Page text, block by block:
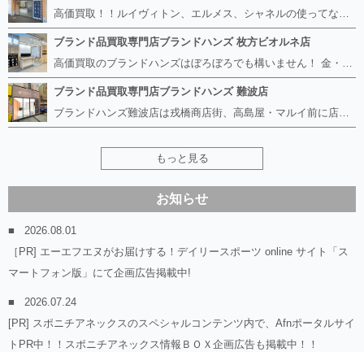
高価買取！！ルイヴィトン、エルメス、シャネルの使ってないものなど ブランドハンズならボロボロでも構いません。 他店に断られたものも当店ならお買取り可能です！ ロレックスやフェンディ、グッチも大歓迎です！ ブランド品や貴金属、時計、宝石、ダイヤモンドは特に高価買取ですのでお査定だけでもお待ちしております。
ブランド品買取専門店ブランドハンズ 枚方ビオルネ店
高価買取のブランドハンズはぼろぼろでも構いません！ 金・貴金属、ルイヴィトンやエルメス、シャネルの使ってないものはございませんか？ 他店に断られたものも当店ならお買取り可能です！ ロレックスやフェンディ、グッチも大歓迎！ ブランド品や貴金属、時計、宝石、ダイヤモンドは特に高価買取ですがブランド食器、スマホ、美容機器、銀製品など幅広く取り扱っております。
ブランド品買取専門店ブランドハンズ 難波店
ブランドハンズ難波店は戎橋商店街、高島屋・マルイ前に店舗があります！ ボロボロのルイヴィトン、エルメス、シャネルも高価買取！！ ぼろぼろのものでもブランドハンズなら高くお買取り致します！ ブランド香水や化粧品、動かない時計、ロレックスは特に高価買取です。 貴金属や宝石、ダイヤモンドの鑑定書がないものでもしっかり見させて頂きます。 是非お気軽にお越しください。
もっと見る
お知らせ
2026.08.01
［PR] エーエフエヌがお届けする！デイリースポーツ online サイト「ス
マートフォン版」にて企画広告掲載中!
2026.07.24
[PR] スポニチアネックスのスペシャルコンテンツ内で、Afnポータルサイ
トPR中！！スポニチアネックス情報ＢＯＸ企画広告も掲載中！！